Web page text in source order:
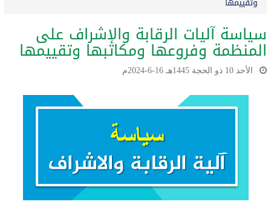
سياسة آليات الرقابة والإشراف على
المنظمة وفروعها ومكاتبها وتقييمها
الأحد 10 ذو الحجة 1445هـ 16-6-2024م